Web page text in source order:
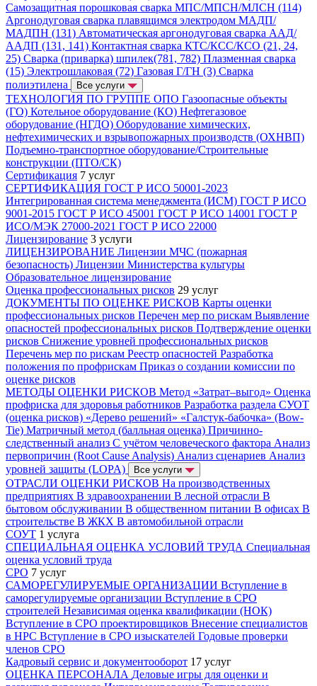
Самозащитная порошковая сварка МПС/МПСН/МЛСН (114)
Аргонодуговая сварка плавящимся электродом МАДП/
МАДПН (131) Автоматическая аргонодуговая сварка ААД/
ААДП (131, 141) Контактная сварка КТС/КСС/КСО (21, 24,
25) Сварка (приварка) шпилек(781, 782) Плазменная сварка
(15) Электрошлаковая (72) Газовая Г/ГН (3) Сварка
полиэтилена
Все услуги
ТЕХНОЛОГИЯ ПО ГРУППЕ ОПО Газоопасные объекты
(ГО) Котельное оборудование (КО) Нефтегазовое
оборудование (НГДО) Оборудование химических,
нефтехимических и взрывопожарных производств (ОХНВП)
Подъемно-транспортное оборудование/Строительные
конструкции (ПТО/СК)
Сертификация 7 услуг
СЕРТИФИКАЦИЯ ГОСТ Р ИСО 50001-2023
Интегрированная система менеджмента (ИСМ) ГОСТ Р ИСО
9001-2015 ГОСТ Р ИСО 45001 ГОСТ Р ИСО 14001 ГОСТ Р
ИСО/МЭК 27000-2021 ГОСТ Р ИСО 22000
Лицензирование 3 услуги
ЛИЦЕНЗИРОВАНИЕ Лицензии МЧС (пожарная
безопасность) Лицензии Министерства культуры
Образовательное лицензирование
Оценка профессиональных рисков 29 услуг
ДОКУМЕНТЫ ПО ОЦЕНКЕ РИСКОВ Карты оценки
профессиональных рисков Перечен мер по рискам Выявление
опасностей профессиональных рисков Подтверждение оценки
рисков Снижение уровней профессиональных рисков
Перечень мер по рискам Реестр опасностей Разработка
положения по профрискам Приказ о создании комиссии по
оценке рисков
МЕТОДЫ ОЦЕНКИ РИСКОВ Метод «Затрат–выгод» Оценка
профриска для здоровья работников Разработка раздела СУОТ
(оценка рисков) «Дерево решений» «Галстук-бабочка» (Bow-
Tie) Матричный метод (балльная оценка) Причинно-
следственный анализ С учётом человеческого фактора Анализ
первопричин (Root Cause Analysis) Анализ сценариев Анализ
уровней защиты (LOPA)
Все услуги
ОТРАСЛИ ОЦЕНКИ РИСКОВ На производственных
предприятиях В здравоохранении В лесной отрасли В
бытовом обслуживании В общественном питании В офисах В
строительстве В ЖКХ В автомобильной отрасли
СОУТ 1 услуга
СПЕЦИАЛЬНАЯ ОЦЕНКА УСЛОВИЙ ТРУДА Специальная
оценка условий труда
СРО 7 услуг
САМОРЕГУЛИРУЕМЫЕ ОРГАНИЗАЦИИ Вступление в
саморегулируемые организации Вступление в СРО
строителей Независимая оценка квалификации (НОК)
Вступление в СРО проектировщиков Внесение специалистов
в НРС Вступление в СРО изыскателей Годовые проверки
членов СРО
Кадровый сервис и документооборот 17 услуг
ОЦЕНКА ПЕРСОНАЛА Деловые игры для оценки и